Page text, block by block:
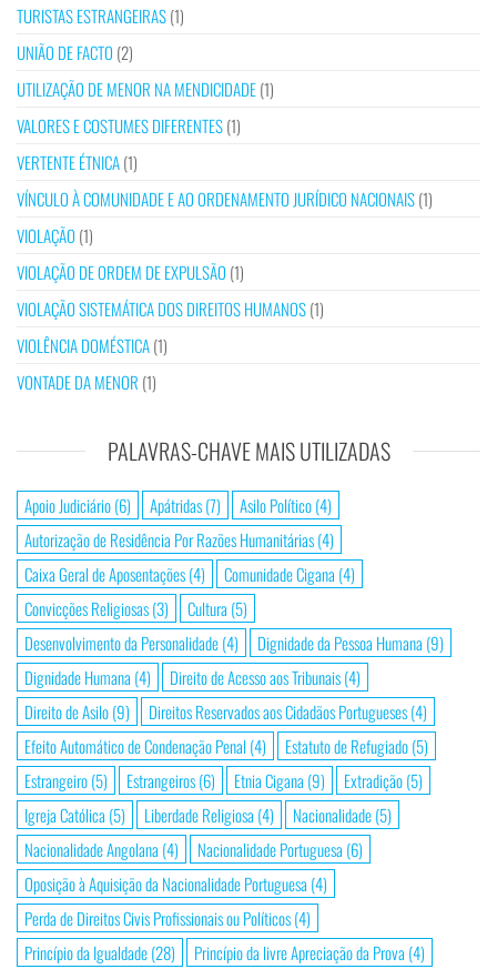
TURISTAS ESTRANGEIRAS(1)
UNIÃO DE FACTO (2)
UTILIZAÇÃO DE MENOR NA MENDICIDADE(1)
VALORES E COSTUMES DIFERENTES(1)
VERTENTE ÉTNICA(1)
VÍNCULO À COMUNIDADE E AO ORDENAMENTO JURÍDICO NACIONAIS(1)
VIOLAÇÃO (1)
VIOLAÇÃO DE ORDEM DE EXPULSÃO (1)
VIOLAÇÃO SISTEMÁTICA DOS DIREITOS HUMANOS(1)
VIOLÊNCIA DOMÉSTICA(1)
VONTADE DA MENOR (1)
PALAVRAS-CHAVE MAIS UTILIZADAS
Apoio Judiciário(6) Apátridas(7) Asilo Político(4)
Autorização de Residência Por Razões Humanitárias(4)
Caixa Geral de Aposentações(4) Comunidade Cigana (4)
Convicções Religiosas(3) Cultura (5)
Desenvolvimento da Personalidade(4) Dignidade da Pessoa Humana (9)
Dignidade Humana (4) Direito de Acesso aos Tribunais(4)
Direito de Asilo(9) Direitos Reservados aos Cidadãos Portugueses(4)
Efeito Automático de Condenação Penal (4) Estatuto de Refugiado(5)
Estrangeiro(5) Estrangeiros(6) Etnia Cigana (9) Extradição(5)
Igreja Católica (5) Liberdade Religiosa (4) Nacionalidade(5)
Nacionalidade Angolana (4) Nacionalidade Portuguesa (6)
Oposição à Aquisição da Nacionalidade Portuguesa (4)
Perda de Direitos Civis Profissionais ou Políticos(4)
Princípio da Igualdade(28) Princípio da livre Apreciação da Prova (4)